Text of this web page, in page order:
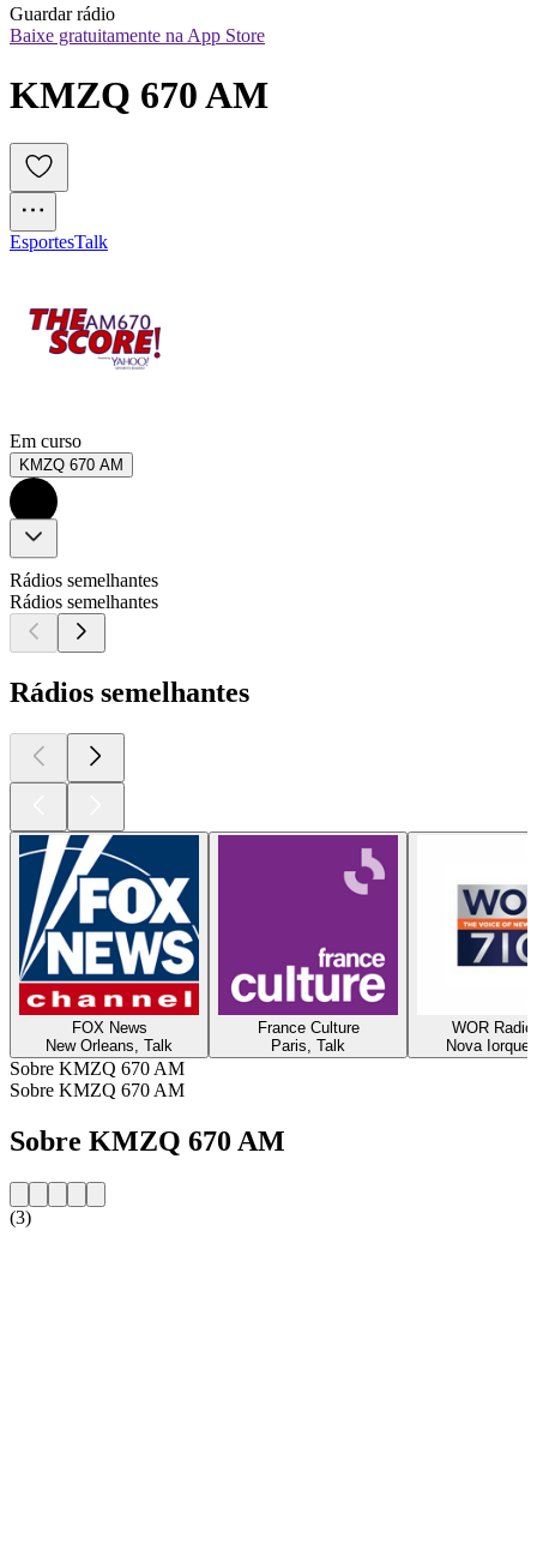
Guardar rádio
Baixe gratuitamente na App Store
KMZQ 670 AM
EsportesTalk
Em curso
KMZQ 670 AM
Rádios semelhantes
Rádios semelhantes
Rádios semelhantes
FOX News
New Orleans, Talk
France Culture
Paris, Talk
WOR Radio
Nova
Sobre KMZQ 670 AM
Sobre KMZQ 670 AM
Sobre KMZQ 670 AM
(3)